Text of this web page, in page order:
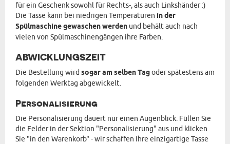
für ein Geschenk sowohl für Rechts-, als auch Linkshänder :)
Die Tasse kann bei niedrigen Temperaturen in der
Spülmaschine gewaschen werden und behält auch nach
vielen von Spülmaschinengängen ihre Farben.
ABWICKLUNGSZEIT
Die Bestellung wird sogar am selben Tagoder spätestens am
folgenden Werktag abgewickelt.
Personalisierung
Die Personalisierung dauert nur einen Augenblick. Füllen Sie
die Felder in der Sektion "Personalisierung" aus und klicken
Sie "in den Warenkorb" - wir schaffen Ihre einzigartige Tasse